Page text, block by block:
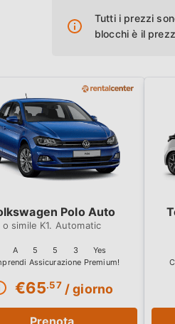
Tutti i prezzi
blocchi è il
€65.57 / giorno
A 5 5 3 Yes
Polo Auto
K1. Automatic
Prenota